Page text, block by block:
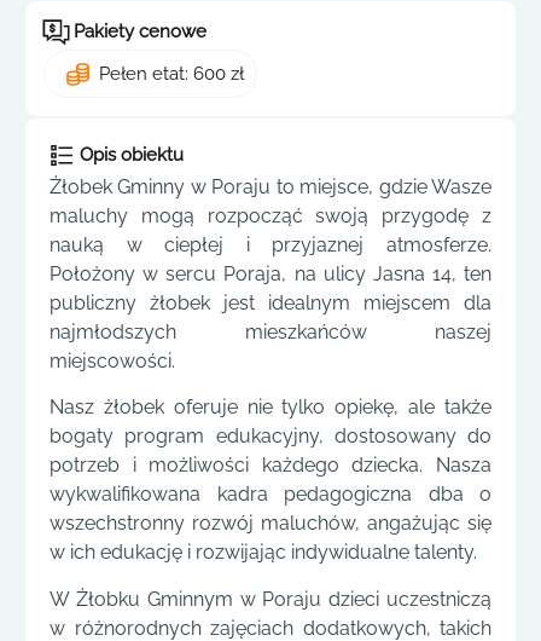
Pakiety cenowe
Pełen etat: 600 zł
Opis obiektu
Żłobek Gminny w Poraju to miejsce, gdzie Wasze
maluchy mogą rozpocząć swoją przygodę z
nauką w ciepłej i przyjaznej atmosferze.
Położony w sercu Poraja, na ulicy Jasna 14, ten
publiczny żłobek jest idealnym miejscem dla
najmłodszych mieszkańców naszej
miejscowości.
Nasz żłobek oferuje nie tylko opiekę, ale także
bogaty program edukacyjny, dostosowany do
potrzeb i możliwości każdego dziecka. Nasza
wykwalifikowana kadra pedagogiczna dba o
wszechstronny rozwój maluchów, angażując się
w ich edukację i rozwijając indywidualne talenty.
W Żłobku Gminnym w Poraju dzieci uczestniczą
w różnorodnych zajęciach dodatkowych, takich